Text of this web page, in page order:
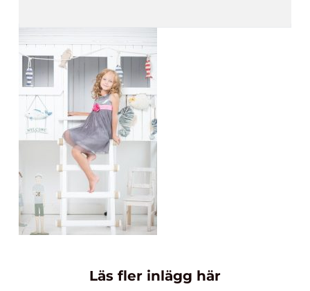
Läs fler inlägg här